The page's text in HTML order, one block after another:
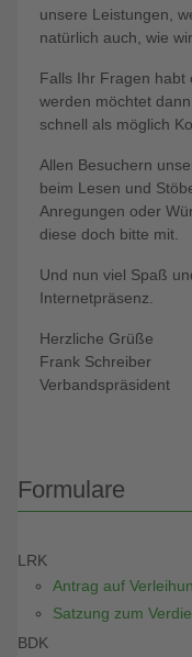
unsere Leistungen,
natürlich auch, wie
Falls Ihr Fragen habt
werden möchtet
schnell als möglich
Allen Besuchern
beim Lesen und
Anregungen oder
diese doch bitte mit.
Und nun viel Spaß
Internetpräsenz.
Herzliche Grüße
Frank Schreiber
Verbandspräsident
Formulare
LRK
Antrag auf
Satzung zum
BDK